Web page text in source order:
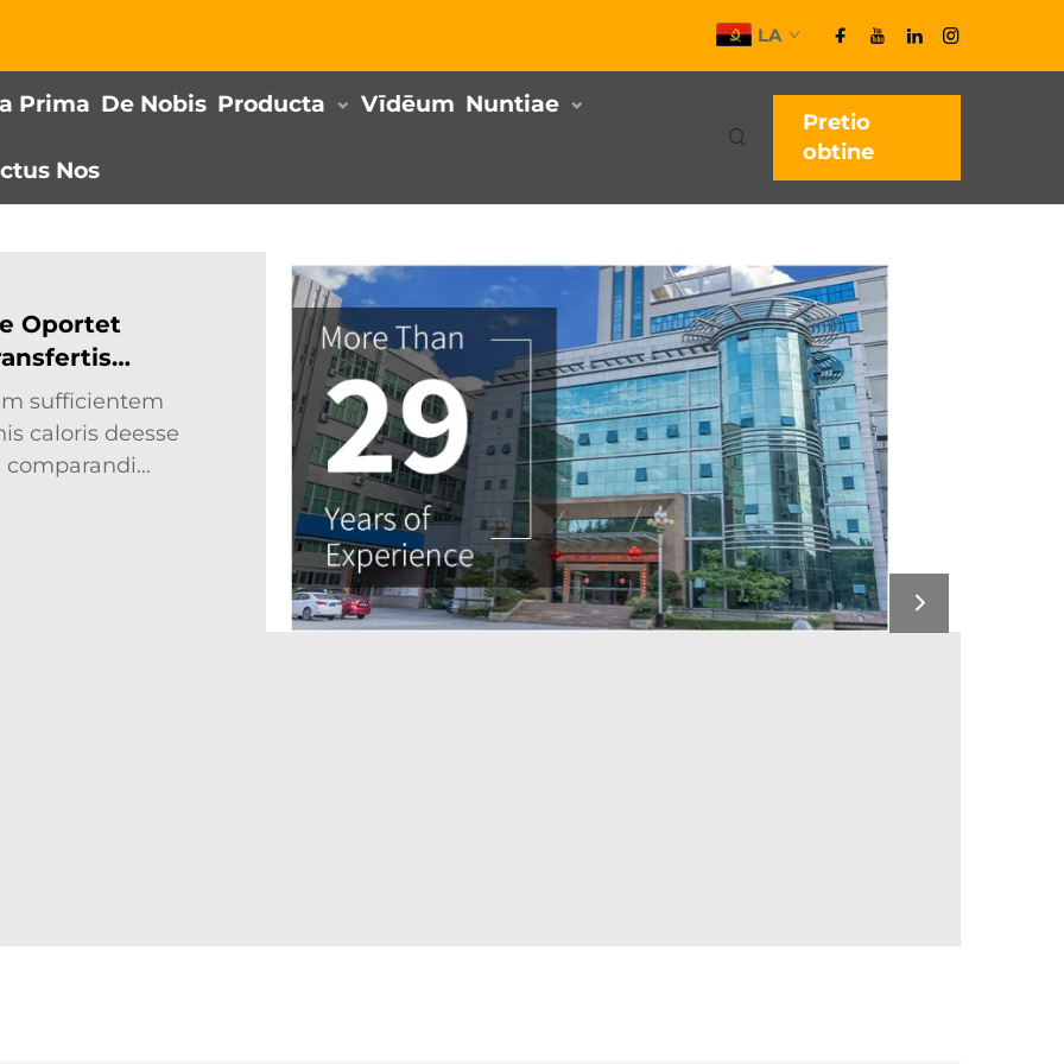
LA
Prima De Nobis Producta Vīdēum Nuntiae
Nos
Pretio
obtine
Oportet
sufficientem
caloris deesse
iuvandum,